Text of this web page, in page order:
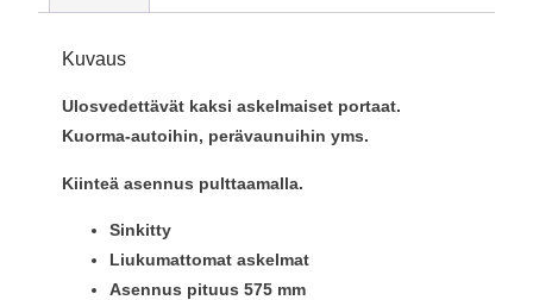
Kuvaus
Ulosvedettävät kaksi askelmaiset portaat.
Kuorma-autoihin, perävaunuihin yms.
Kiinteä asennus pulttaamalla.
Sinkitty
Liukumattomat askelmat
Asennus pituus 575 mm